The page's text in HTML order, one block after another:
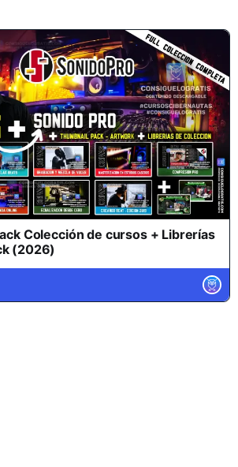
Colección de cursos + Librerías
(2026)